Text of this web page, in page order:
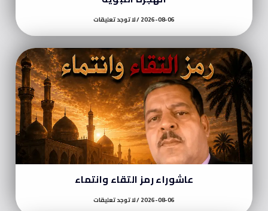
2026-08-06 لا توجد تعليقات
عاشوراء رمز التقاء وانتماء
2026-08-06 لا توجد تعليقات